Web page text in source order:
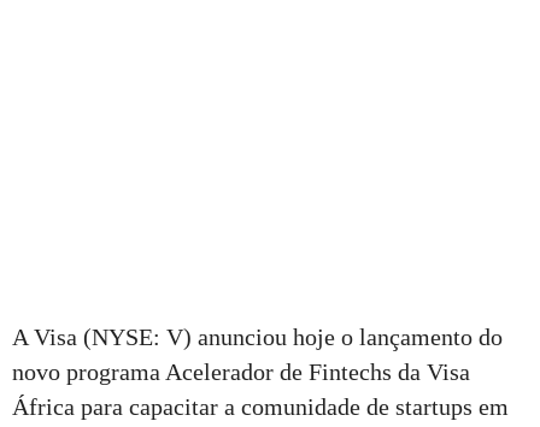
A Visa (NYSE: V) anunciou hoje o lançamento do
novo programa Acelerador de Fintechs da Visa
África para capacitar a comunidade de startups em